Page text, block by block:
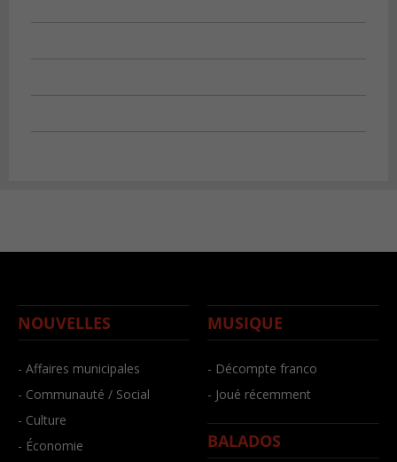
NOUVELLES
- Affaires municipales
- Communauté / Social
- Culture
- Économie
MUSIQUE
- Décompte franco
- Joué récemment
BALADOS